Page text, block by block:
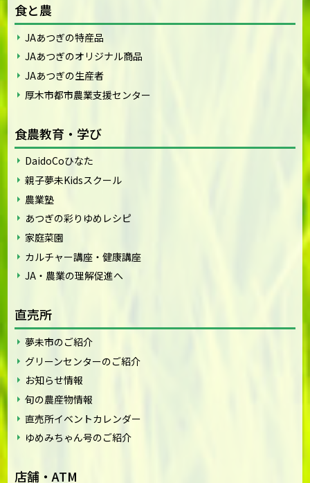
食と農
JAあつぎの特産品
JAあつぎのオリジナル商品
JAあつぎの生産者
厚木市都市農業支援センター
食農教育・学び
DaidoCoひなた
親子夢未Kidsスクール
農業塾
あつぎの彩りゆめレシピ
家庭菜園
カルチャー講座・健康講座
JA・農業の理解促進へ
直売所
夢未市のご紹介
グリーンセンターのご紹介
お知らせ情報
旬の農産物情報
直売所イベントカレンダー
ゆめみちゃん号のご紹介
店舗・ATM